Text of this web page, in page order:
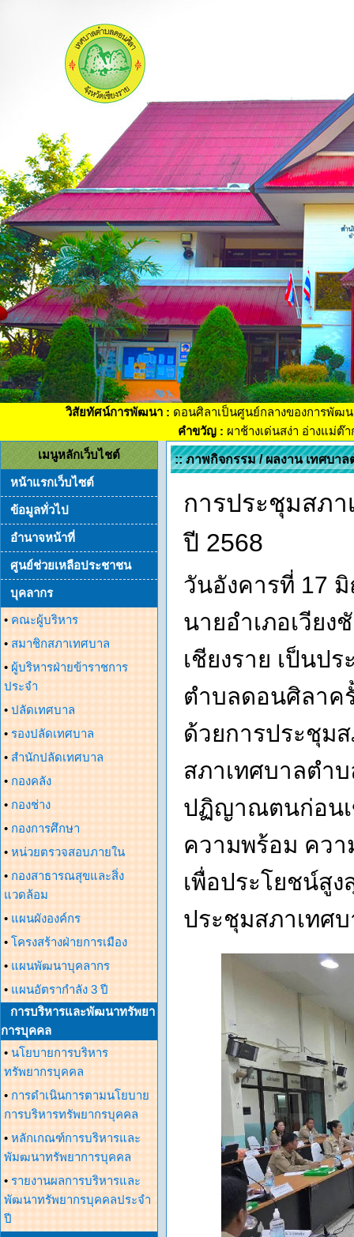
วิสัยทัศน์การพัฒนา : ดอนศิลาเป็นศูนย์กลางของการพัฒ
คำขวัญ : ผาช้างเด่นสง่า อ่างแม่ต๊
เมนูหลักเว็บไชต์
หน้าแรกเว็บไซต์
ข้อมูลทั่วไป
อำนาจหน้าที่
ศูนย์ช่วยเหลือประชาชน
บุคลากร
• คณะผู้บริหาร
• สมาชิกสภาเทศบาล
• ผู้บริหารฝ่ายข้าราชการ
ประจำ
• ปลัดเทศบาล
• รองปลัดเทศบาล
• สำนักปลัดเทศบาล
• กองคลัง
• กองช่าง
• กองการศึกษา
• หน่วยตรวจสอบภายใน
• กองสาธารณสุขและสิ่ง
แวดล้อม
• แผนผังองค์กร
• โครงสร้างฝ่ายการเมือง
• แผนพัฒนาบุคลากร
• แผนอัตรากำลัง 3 ปี
การบริหารและพัฒนาทรัพยา
การบุคคล
• นโยบายการบริหาร
ทรัพยากรบุคคล
• การดำเนินการตามนโยบาย
การบริหารทรัพยากรบุคคล
• หลักเกณฑ์การบริหารและ
พัมฒนาทรัพยาการบุคคล
• รายงานผลการบริหารและ
พัฒนาทรัพยากรบุคคลประจำ
ปี
:: ภาพกิจกรรม / ผลงาน เทศบา
การประชุมสภ
ปี 2568
วันอังคารที่ 17
นายอำเภอเวีย
เชียงราย เป็นป
ตำบลดอนศิลาค
ด้วยการประชุม
สภาเทศบาลตำ
ปฏิญาณตนก่อนเ
ความพร้อม ควา
เพื่อประโยชน์สู
ประชุมสภาเทศ